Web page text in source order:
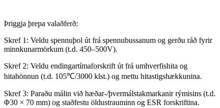
Þriggja þrepa valaðferð:
Skref 1: Veldu spennuþol út frá spennubussanum og gerðu ráð fyrir
minnkunarmörkum (t.d. 450–500V).
Skref 2: Veldu endingartímaforskrift út frá umhverfishita og
hitahönnun (t.d. 105℃/3000 klst.) og mettu hitastigshækkunina.
Skref 3: Paraðu málin við hæðar-/þvermálstakmarkanir rýmisins (t.d.
Φ30 × 70 mm) og staðfestu öldustrauminn og ESR forskriftina.